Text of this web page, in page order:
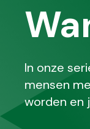
In onze
mensen
worden en